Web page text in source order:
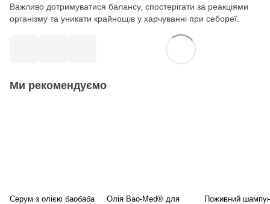
Важливо дотримуватися балансу, спостерігати за реакціями
організму та уникати крайнощів у харчуванні при себореї.
Ми рекомендуємо
Серум з олією баобаба
Олія Bao-Med® для
Поживний